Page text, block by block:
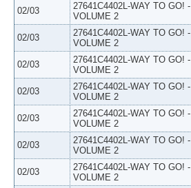
02/03
27641C4402L-WAY TO GO! -
VOLUME 2
02/03
27641C4402L-WAY TO GO! -
VOLUME 2
02/03
27641C4402L-WAY TO GO! -
VOLUME 2
02/03
27641C4402L-WAY TO GO! -
VOLUME 2
02/03
27641C4402L-WAY TO GO! -
VOLUME 2
02/03
27641C4402L-WAY TO GO! -
VOLUME 2
02/03
27641C4402L-WAY TO GO! -
VOLUME 2